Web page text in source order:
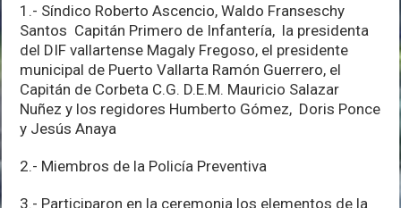
1.- Síndico Roberto Ascencio, Waldo Franseschy
Santos Capitán Primero de Infantería, la presidenta
del DIF vallartense Magaly Fregoso, el presidente
municipal de Puerto Vallarta Ramón Guerrero, el
Capitán de Corbeta C.G. D.E.M. Mauricio Salazar
Nuñez y los regidores Humberto Gómez, Doris Ponce
y Jesús Anaya
2.- Miembros de la Policía Preventiva
3.- Participaron en la ceremonia los elementos de la